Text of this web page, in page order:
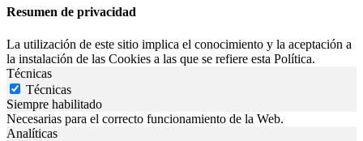
Resumen de privacidad
La utilización de este sitio implica el conocimiento y la aceptación a
la instalación de las Cookies a las que se refiere esta Política.
Técnicas
Técnicas
Siempre habilitado
Necesarias para el correcto funcionamiento de la Web.
Analíticas